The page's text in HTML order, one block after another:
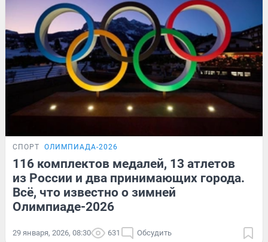
СПОРТ ОЛИМПИАДА-2026
116 комплектов медалей, 13 атлетов
из России и два принимающих города.
Всё, что известно о зимней
Олимпиаде-2026
29 января, 2026, 08:30 631 Обсудить